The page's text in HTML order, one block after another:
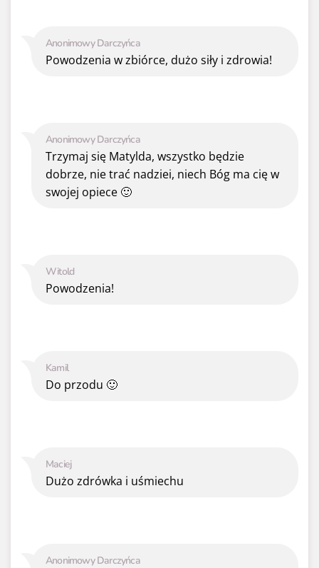
Anonimowy Darczyńca
Maciej
Dużo zdrówka i uśmiechu
Kamil
Do przodu 🙂
Witold
Powodzenia!
Anonimowy Darczyńca
Trzymaj się Matylda, wszystko będzie
dobrze, nie trać nadziei, niech Bóg ma cię w
swojej opiece 🙂
Anonimowy Darczyńca
Powodzenia w zbiórce, dużo siły i zdrowia!